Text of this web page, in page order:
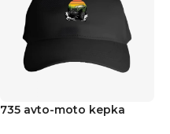
735 avto-moto kepka